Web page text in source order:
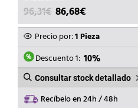
96,31€ EL
PRECIO
ORIGINAL
ERA:
96,31€.
86,68€
PRECIO
ACTUAL
ES:
86,68€.
Precio por:1 Pieza
Descuento 1: 10%
Consultar stock detallado
Recíbelo en 24h / 48h